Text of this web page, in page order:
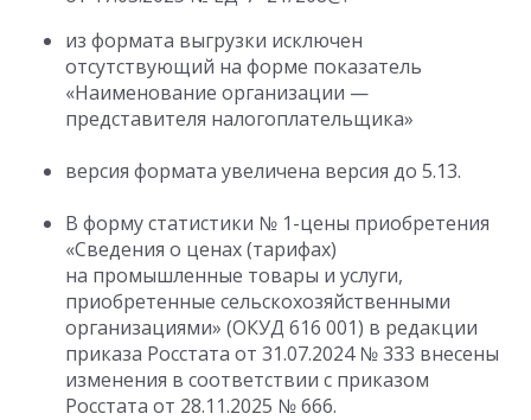
из формата выгрузки исключен
отсутствующий на форме показатель
«Наименование организации —
представителя налогоплательщика»
версия формата увеличена версия до 5.13.
В форму статистики № 1-цены приобретения
«Сведения о ценах (тарифах)
на промышленные товары и услуги,
приобретенные сельскохозяйственными
организациями» (ОКУД 616 001) в редакции
приказа Росстата от 31.07.2024№ 333 внесены
изменения в соответствии с приказом
Росстата от 28.11.2025 № 666.